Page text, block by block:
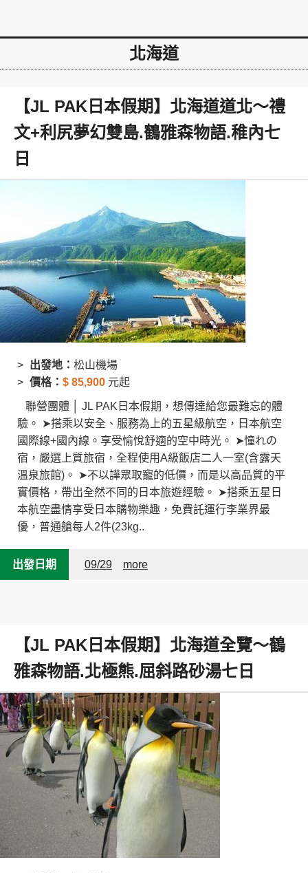
北海道
【JL PAK日本假期】北海道道北～禮
文+利尻夢幻雙島.鶴雅森物語.稚內七
日
出發地： 松山機場
價格： $ 85,900 元起
聯營團體 │ JL PAK日本假期，想傳達給您最難忘的體
驗。 ➤搭乘以安全、服務為上的五星級航空，日本航空
國際線+國內線。享受愉悅舒適的空中時光。 ➤憧れの
宿，嚴選上質旅宿，全程使用A級飯店二人一室(含露天
溫泉旅館)。 ➤不以譁眾取寵的低價，而是以高品質的平
實價格，帶出全然不同的日本旅遊經驗。 ➤搭乘五星日
本航空盡情享受日本購物樂趣，免費託運行李業界最
優，普通艙每人2件(23kg..
出發日期 09/29 more
【JL PAK日本假期】北海道全覽～鶴
雅森物語.北極熊.屈斜路砂湯七日